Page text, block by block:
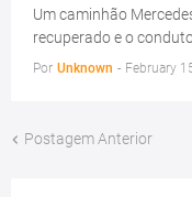
Um caminhão
recuperado e o
Por Unknown - February
Postagem Anterior